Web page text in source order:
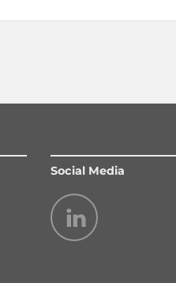
Social Media